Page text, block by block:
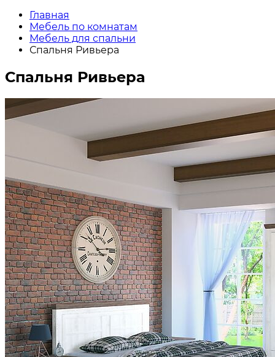
Главная
Мебель по комнатам
Мебель для спальни
Спальня Ривьера
Спальня Ривьера